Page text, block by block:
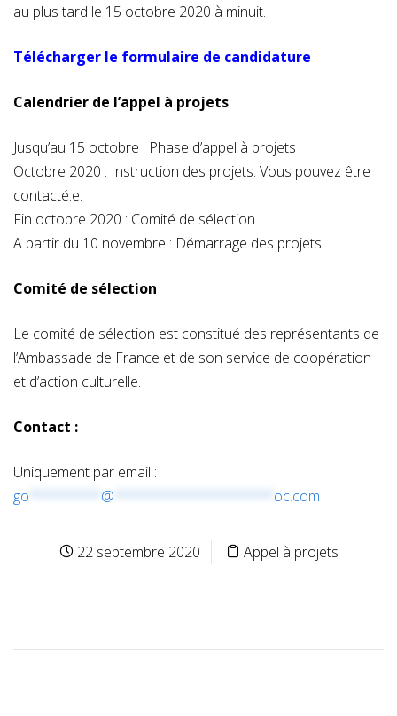
au plus tard le 15 octobre 2020 à minuit.
Télécharger le formulaire de candidature
Calendrier de l’appel à projets
Jusqu’au 15 octobre : Phase d’appel à projets
Octobre 2020 : Instruction des projets. Vous pouvez être
contacté.e.
Fin octobre 2020 : Comité de sélection
A partir du 10 novembre : Démarrage des projets
Comité de sélection
Le comité de sélection est constitué des représentants de
l’Ambassade de France et de son service de coopération
et d’action culturelle.
Contact :
Uniquement par email :
go
@ oc.com
22 septembre 2020 Appel à projets